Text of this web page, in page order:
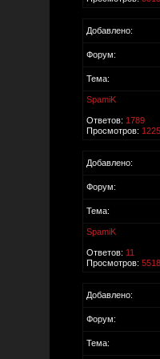
Добавлено:
Форум:
Тема:
SpamiK
Ответов: 1789
Просмотров:
Добавлено:
Форум:
Тема:
SpamiK
Ответов: 11
Просмотров: 5518
Добавлено:
Форум:
Тема: